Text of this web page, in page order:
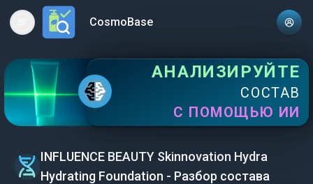
Open main menuCosmoBase
АНАЛИЗИРУЙТЕ
СОСТАВ
С ПОМОЩЬЮ ИИ
INFLUENCE BEAUTY Skinnovation Hydra
Hydrating Foundation - Разбор состава